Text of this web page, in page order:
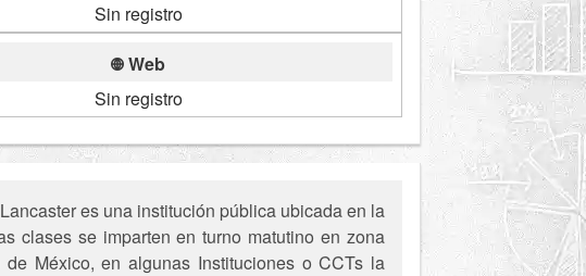
Sin registro
Web
Sin registro
es una institución pública ubicada en la
clases se imparten en turno matutino en zona
México, en algunas Instituciones o CCTs la